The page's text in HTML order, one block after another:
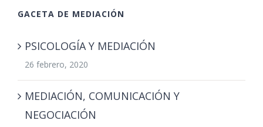
GACETA DE MEDIACIÓN
PSICOLOGÍA Y MEDIACIÓN
26 febrero, 2020
MEDIACIÓN, COMUNICACIÓN Y
NEGOCIACIÓN